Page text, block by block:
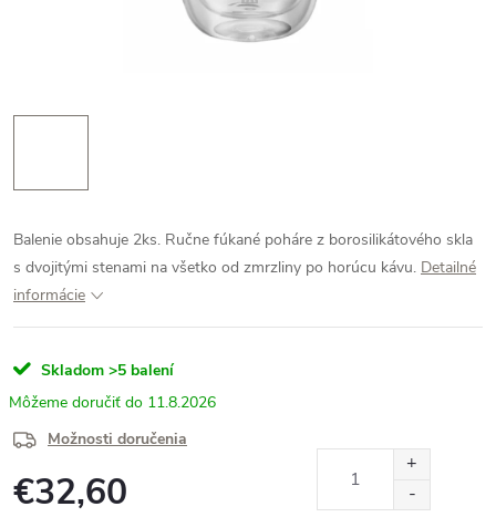
Balenie obsahuje 2ks. Ručne fúkané poháre z borosilikátového skla
s dvojitými stenami na všetko od zmrzliny po horúcu kávu. Detailné
informácie
Skladom >5 balení
11.8.2026
Možnosti doručenia
€32,60